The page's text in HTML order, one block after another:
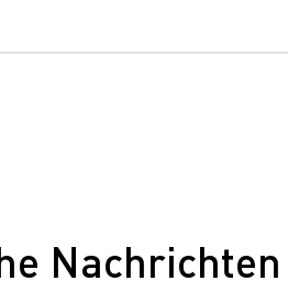
Nachrichten